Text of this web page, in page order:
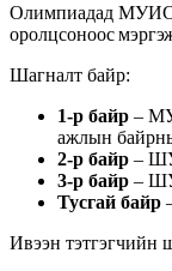
Олимпиадад
оролцсоноос
Шагналт байр:
1-р байр –
ажлын
2-р байр –
3-р байр –
Тусгай байр
Ивээн тэтгэгчийн